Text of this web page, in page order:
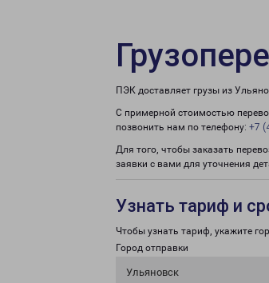
ПЭК доставляет грузы из
С примерной стоимостью
позвонить нам по телефону: +7
Для того, чтобы заказать
заявки с вами для уточнения
Узнать тариф и
Чтобы узнать тариф, укажите
Город отправки
Ульяновск